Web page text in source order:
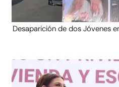
Desaparición de dos Jóvenes